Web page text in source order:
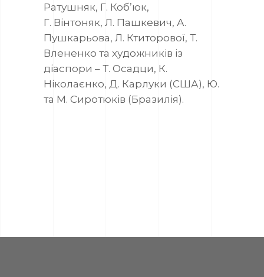
Ратушняк, Г. Коб’юк,
Г. Вінтоняк, Л. Пашкевич, А.
Пушкарьова, Л. Ктиторової, Т.
Влененко та художників із
діаспори – Т. Осадци, К.
Ніколаєнко, Д. Карлуки (США), Ю.
та М. Сиротюків (Бразилія).